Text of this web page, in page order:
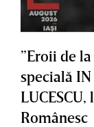
”Eroii de
specială
Românesc